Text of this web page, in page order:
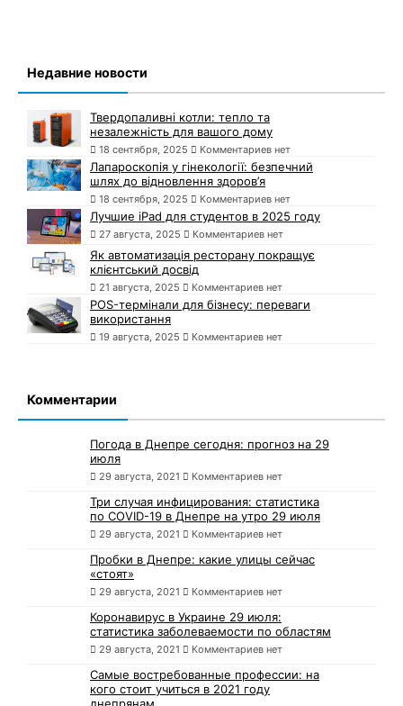
Недавние новости
Твердопаливні котли: тепло та
незалежність для вашого дому
18 сентября, 2025 Комментариев нет
Лапароскопія у гінекології: безпечний
шлях до відновлення здоров’я
18 сентября, 2025 Комментариев нет
Лучшие iPad для студентов в 2025 году
27 августа, 2025 Комментариев нет
Як автоматизація ресторану покращує
клієнтський досвід
21 августа, 2025 Комментариев нет
POS-термінали для бізнесу: переваги
використання
19 августа, 2025 Комментариев нет
Комментарии
Погода в Днепре сегодня: прогноз на 29
июля
29 августа, 2021 Комментариев нет
Три случая инфицирования: статистика
по COVID-19 в Днепре на утро 29 июля
29 августа, 2021 Комментариев нет
Пробки в Днепре: какие улицы сейчас
«стоят»
29 августа, 2021
Коронавирус в Украине 29 июля:
статистика заболеваемости по областям
29 августа, 2021 Комментариев нет
Самые востребованные профессии: на
кого стоит учиться в 2021 году
днепрянам